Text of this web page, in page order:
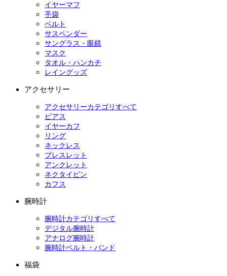
イヤーマフ
手袋
ベルト
サスペンダー
サングラス・眼鏡
マスク
タオル・ハンカチ
レイングッズ
アクセサリー
アクセサリーカテゴリすべて
ピアス
イヤーカフ
リング
ネックレス
ブレスレット
アンクレット
ネクタイピン
カフス
腕時計
腕時計カテゴリすべて
デジタル腕時計
アナログ腕時計
腕時計ベルト・バンド
福袋